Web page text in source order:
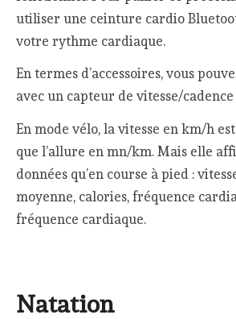
utiliser une ceinture cardio
votre rythme cardiaque.
En termes d’accessoires, vous
avec un capteur de vitesse/
En mode vélo, la vitesse en km/h
que l’allure en mn/km. Mais elle
données qu’en course à pied :
moyenne, calories, fréquence
fréquence cardiaque.
Natation